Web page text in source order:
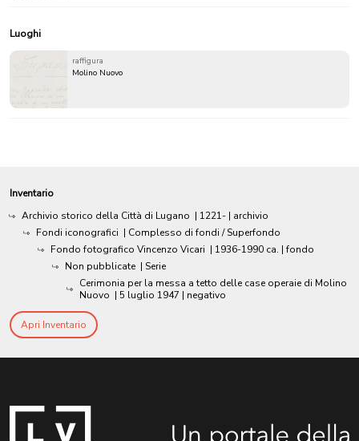
Luoghi
raffigura
Molino Nuovo
Inventario
Archivio storico della Città di Lugano | 1221- | archivio
Fondi iconografici | Complesso di fondi / Superfondo
Fondo fotografico Vincenzo Vicari | 1936-1990 ca. | fondo
Non pubblicate | Serie
Cerimonia per la messa a tetto delle case operaie di Molino
Nuovo | 5 luglio 1947 | negativo
Apri Inventario